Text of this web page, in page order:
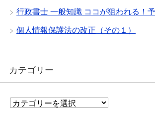
行政書士 一般知識 ココが狙われる！
個人情報保護法の改正（その１）
カテゴリー
カ